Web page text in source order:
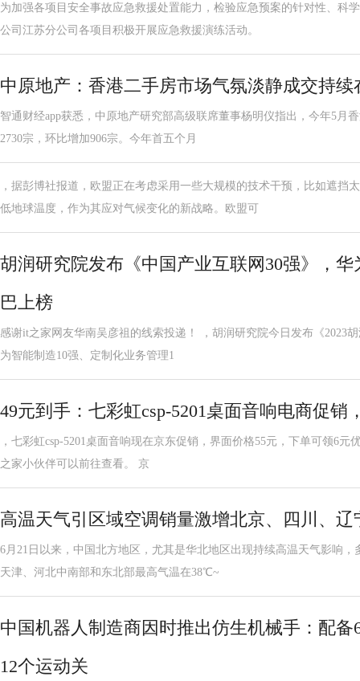
为加强各项目安全事故应急救援处置能力，检验应急预案的针对性、科
公司江苏分公司各项目积极开展应急救援演练活动。
中原地产：香港二手房市场气氛淡静成交持续
智通财经app获悉，中原地产研究部高级联席董事杨明仪指出，今年5月
2730宗，环比增加906宗。今年首五个月
，据彭博社报道，欧盟正在考虑采用一些大规模的技术干预，比如遮挡
低地球温度，作为其应对气候变化的新战略。欧盟可
胡润研究院发布《中国产业互联网30强》，
巴上榜
感谢it之家网友华南吴彦祖的线索投递！ ，胡润研究院今日发布《2023
为智能制造10强、定制化业务管理1
49元到手：七彩虹csp-5201桌面音响电商促销
，七彩虹csp-5201桌面音响现在京东促销，界面价格55元，下单可领6元
之家小伙伴可以前往查看。 京
高温天气引区域空调销量激增北京、四川、辽
6月21日以来，中国北方地区，尤其是华北地区出现持续高温天气影响
天津、河北中南部和东北部最高气温在38℃~
中国机器人制造商因时推出仿生机械手：配
12个运动关